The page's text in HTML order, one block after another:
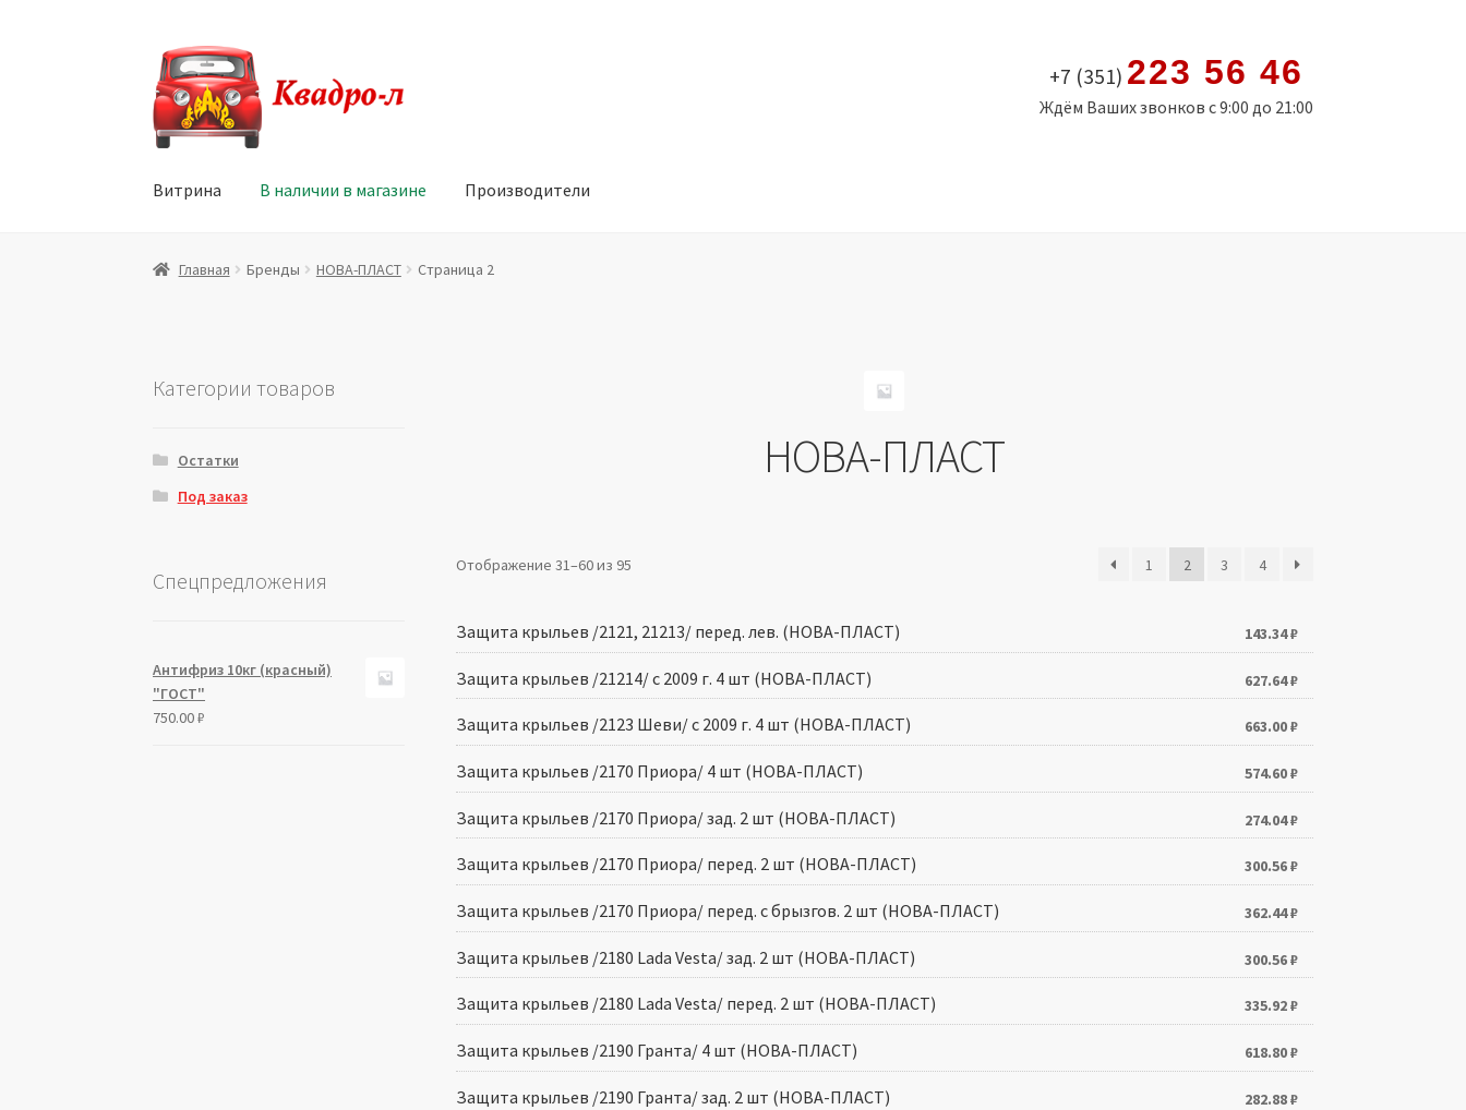
Перейти
к
навигации
Перейти
к
содержимому
+7 (351) 223 56 46
Ждём Ваших звонков с 9:00 до 21:00
Витрина В наличии в магазине Производители
Главная Витрина Мой аккаунт Политика в отношении обработки персональных данных
Главная Бренды НОВА-ПЛАСТ Страница 2
НОВА-ПЛАСТ
Отображение 31–60 из 95 1 2 3 4
Защита крыльев /2121, 21213/ перед. лев. (НОВА-ПЛАСТ) 143.34₽
Защита крыльев /21214/ с 2009 г. 4 шт (НОВА-ПЛАСТ) 627.64₽
Защита крыльев /2123 Шеви/ с 2009 г. 4 шт (НОВА-ПЛАСТ) 663.00₽
Защита крыльев /2170 Приора/ 4 шт (НОВА-ПЛАСТ) 574.60₽
Защита крыльев /2170 Приора/ зад. 2 шт (НОВА-ПЛАСТ) 274.04₽
Защита крыльев /2170 Приора/ перед. 2 шт (НОВА-ПЛАСТ) 300.56₽
Защита крыльев /2170 Приора/ перед. c брызгов. 2 шт (НОВА-ПЛАСТ) 362.44₽
Защита крыльев /2180 Lada Vesta/ зад. 2 шт (НОВА-ПЛАСТ) 300.56₽
Защита крыльев /2180 Lada Vesta/ перед. 2 шт (НОВА-ПЛАСТ) 335.92₽
Защита крыльев /2190 Гранта/ 4 шт (НОВА-ПЛАСТ) 618.80₽
Защита крыльев /2190 Гранта/ зад. 2 шт (НОВА-ПЛАСТ) 282.88₽
Категории товаров
Остатки
Под заказ
Спецпредложения
Антифриз 10кг (красный)
"ГОСТ"
750.00₽